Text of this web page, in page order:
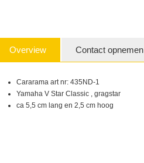
Overview Contact opnemen
Cararama art nr: 435ND-1
Yamaha V Star Classic , gragstar
ca 5,5 cm lang en 2,5 cm hoog